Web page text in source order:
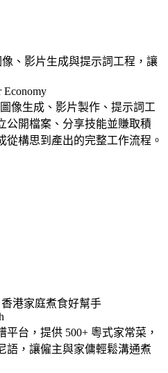
、影片生成與提示詞工程，讓
Economy
像生成、影片製作、提示詞工
公開檔案、分享技能並賺取積
從構思到產出的完整工作流程。
港家庭煮食好幫手
台，提供 500+ 粵式家常菜，
語，讓僱主與家傭輕鬆溝通煮